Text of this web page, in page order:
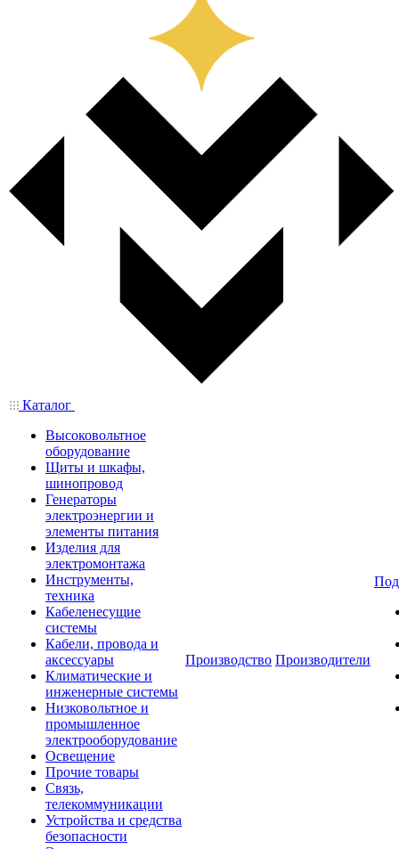
Каталог
Высоковольтное
оборудование
Щиты и шкафы,
шинопровод
Генераторы
электроэнергии и
элементы питания
Изделия для
электромонтажа
Инструменты,
техника
Кабеленесущие
системы
Кабели, провода и
аксессуары
Климатические и
инженерные системы
Низковольтное и
промышленное
электрооборудование
Освещение
Прочие товары
Связь,
телекоммуникации
Устройства и средства
безопасности
Производство Производители